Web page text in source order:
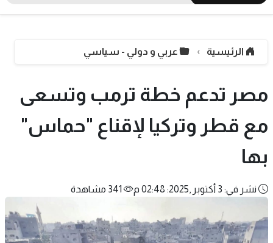
الرئيسية عربي و دولي - سياسي
مصر تدعم خطة ترمب وتسعى
مع قطر وتركيا لإقناع "حماس"
بها
نشر في: 3 أكتوبر ,2025: 02:48 م 341 مشاهدة